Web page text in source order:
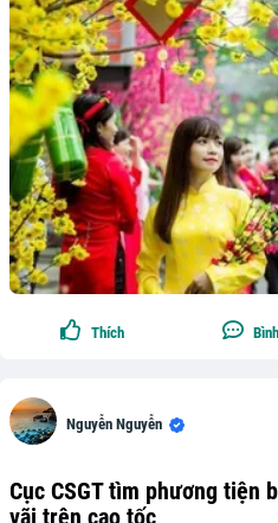
Thích
Nguyễn Nguyễn
Cục CSGT tìm phương tiện